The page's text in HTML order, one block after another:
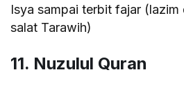
Isya sampai terbit fajar (lazim
salat Tarawih)
11. Nuzulul Quran